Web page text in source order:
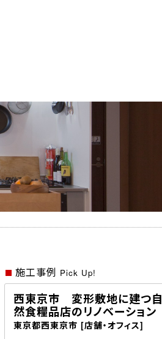
施工事例 Pick Up!
西東京市 変形敷地に建つ自
然食糧品店のリノベーション
東京都西東京市 [店舗・オフィス]